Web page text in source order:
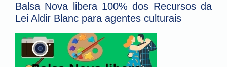
Balsa Nova libera 100% dos Recursos da
Lei Aldir Blanc para agentes culturais